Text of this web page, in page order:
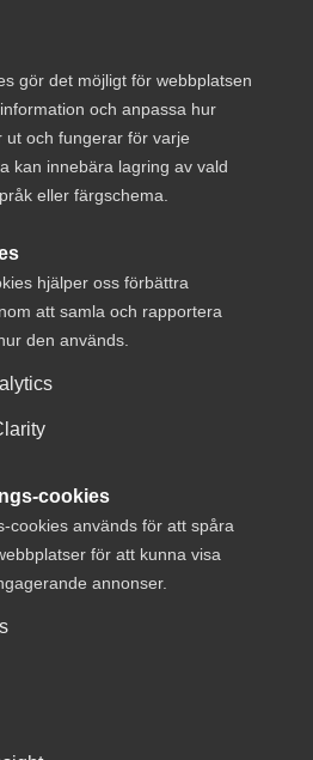
gör det möjligt för webbplatsen
och anpassa hur
ut och fungerar för varje
kan innebära lagring av vald
eller färgschema.
hjälper oss förbättra
att samla och rapportera
den används.
cookies
cookies används för att spåra
för att kunna visa
annonser.